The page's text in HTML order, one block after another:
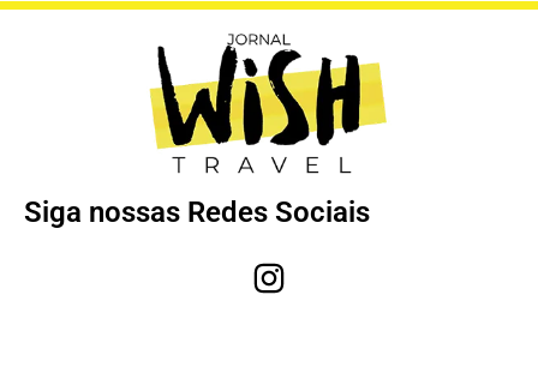
Siga nossas Redes Sociais